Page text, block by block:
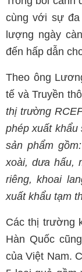
cùng với sự đa
lượng ngày
đến hấp dẫn
Theo ông
tế và Truyền
thị trường
phép xuất khẩu
sản phẩm
xoài, dưa hấu,
riêng, khoai
xuất khẩu tạm
Các thị trường
Hàn Quốc
của Việt Nam.